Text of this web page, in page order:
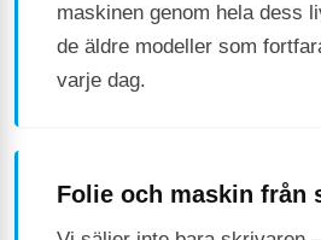
maskinen genom hela dess
de äldre modeller som
varje dag.
Folie och maskin från